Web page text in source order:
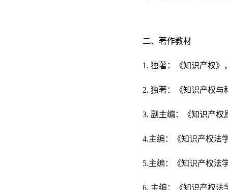
二、著作教材
1. 独著：《知识产权》
2. 独著：《知识产权与
3. 副主编：《知识产权
4.主编：《知识产权法
5.主编：《知识产权法
6. 主编：《知识产权法